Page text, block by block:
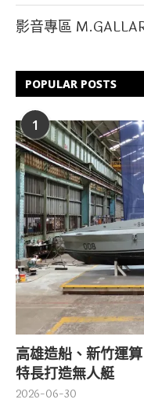
影音專區
POPULAR POSTS
1
高雄造船、新竹運
特長打造無人艇
2026-06-30